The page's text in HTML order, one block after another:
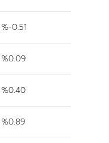
%-0.51
%0.09
%0.40
%0.89